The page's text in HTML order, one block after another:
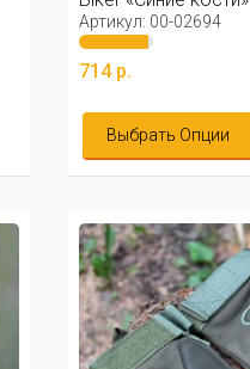
Артикул: 00-02694
714 р.
Выбрать Опции